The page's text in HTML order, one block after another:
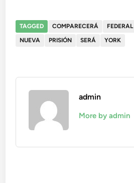
TAGGED COMPARECERÁ FEDERAL
NUEVA
PRISIÓN SERÁ YORK
admin
More by admin